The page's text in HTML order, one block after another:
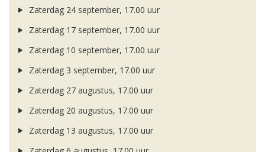
Zaterdag 24 september, 17.00 uur
Zaterdag 17 september, 17.00 uur
Zaterdag 10 september, 17.00 uur
Zaterdag 3 september, 17.00 uur
Zaterdag 27 augustus, 17.00 uur
Zaterdag 20 augustus, 17.00 uur
Zaterdag 13 augustus, 17.00 uur